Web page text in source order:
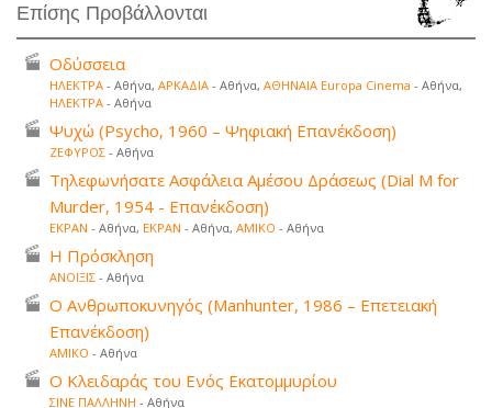
Επίσης Προβάλλονται
Οδύσσεια
ΗΛΕΚΤΡΑ - Αθήνα, ΑΡΚΑΔΙΑ - Αθήνα, ΑΘΗΝΑΙΑ Europa Cinema - Αθήνα,
ΗΛΕΚΤΡΑ - Αθήνα
Ψυχώ (Psycho, 1960 – Ψηφιακή Επανέκδοση)
ΖΕΦΥΡΟΣ - Αθήνα
Τηλεφωνήσατε Ασφάλεια Αμέσου Δράσεως (Dial M for
Murder, 1954 - Επανέκδοση)
ΕΚΡΑΝ - Αθήνα, ΕΚΡΑΝ - Αθήνα, ΑΜΙΚΟ - Αθήνα
Η Πρόσκληση
ΑΝΟΙΞΙΣ - Αθήνα
Ο Ανθρωποκυνηγός (Manhunter, 1986 – Επετειακή
Επανέκδοση)
ΑΜΙΚΟ - Αθήνα
Ο Κλειδαράς του Ενός Εκατομμυρίου
ΣΙΝΕ ΠΑΛΛΗΝΗ - Αθήνα